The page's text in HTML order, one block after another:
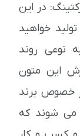
در این
خواهید
نوعی روند
این متون
خصوص برند
می شوند که